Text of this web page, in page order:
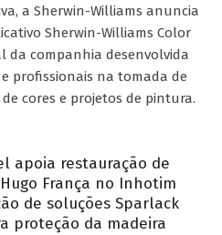
a Sherwin-Williams anuncia
Sherwin-Williams Color
da companhia desenvolvida
profissionais na tomada de
cores e projetos de pintura.
apoia restauração de
França no Inhotim
de soluções Sparlack
proteção da madeira